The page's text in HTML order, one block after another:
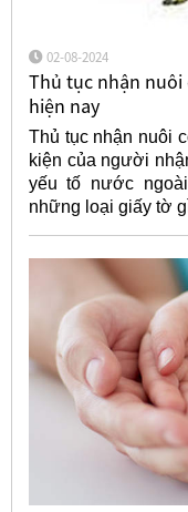
02-08-2024
Thủ tục nhận nuôi
hiện nay
Thủ tục nhận nuôi
kiện của người
yếu tố nước
những loại giấy tờ